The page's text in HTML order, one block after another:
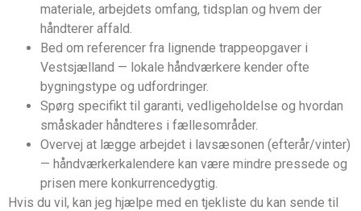
materiale, arbejdets omfang, tidsplan og hvem der
håndterer affald.
Bed om referencer fra lignende trappeopgaver i
Vestsjælland — lokale håndværkere kender ofte
bygningstype og udfordringer.
Spørg specifikt til garanti, vedligeholdelse og hvordan
småskader håndteres i fællesområder.
Overvej at lægge arbejdet i lavsæsonen (efterår/vinter)
— håndværkerkalendere kan være mindre pressede og
prisen mere konkurrencedygtig.
Hvis du vil, kan jeg hjælpe med en tjekliste du kan sende til